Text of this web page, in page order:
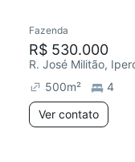
Fazenda
R$ 530.000
R. José Militão,
500m²
4
Ver contato